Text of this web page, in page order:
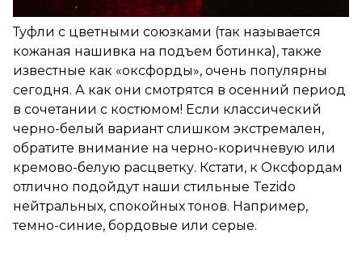
Туфли с цветными союзками (так называется
кожаная нашивка на подъем ботинка), также
известные как «оксфорды», очень популярны
сегодня. А как они смотрятся в осенний период
в сочетании с костюмом! Если классический
черно-белый вариант слишком экстремален,
обратите внимание на черно-коричневую или
кремово-белую расцветку. Кстати, к Оксфордам
отлично подойдут наши стильные Tezido
нейтральных, спокойных тонов. Например,
темно-синие, бордовые или серые.